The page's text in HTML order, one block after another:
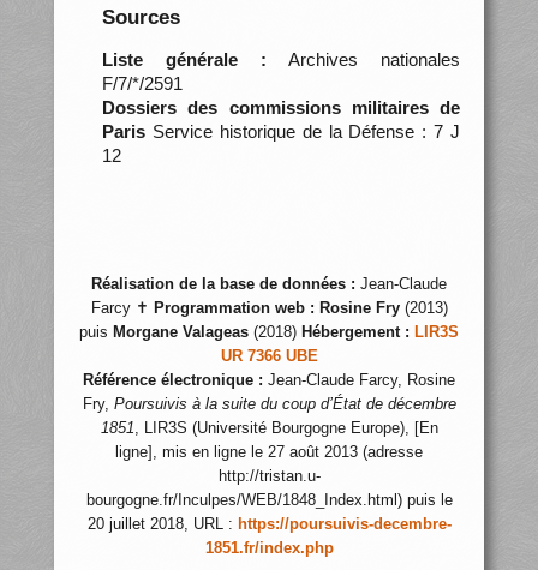
Sources
Liste générale : Archives nationales
F/7/*/2591
Dossiers des commissions militaires de
ParisService historique de la Défense : 7 J
12
Réalisation de la base de données : Jean-Claude
Farcy ✝ Programmation web : Rosine Fry(2013)
puis Morgane Valageas (2018) Hébergement : LIR3S
UR 7366 UBE
Référence électronique : Jean-Claude Farcy, Rosine
Fry, Poursuivis à la suite du coup d’État de décembre
1851, LIR3S (Université Bourgogne Europe), [En
ligne], mis en ligne le 27 août 2013 (adresse
http://tristan.u-
bourgogne.fr/Inculpes/WEB/1848_Index.html) puis le
20 juillet 2018, URL : https://poursuivis-decembre-
1851.fr/index.php